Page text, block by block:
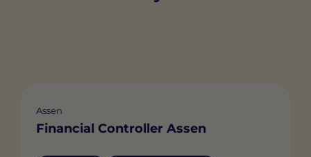
Assen
Financial Controller Assen